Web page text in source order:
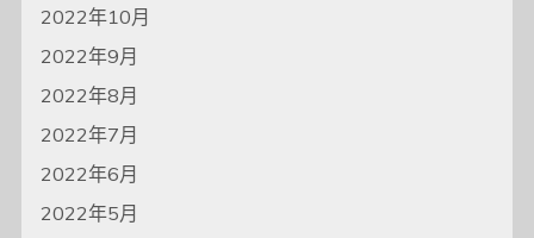
2022年10月
2022年9月
2022年8月
2022年7月
2022年6月
2022年5月